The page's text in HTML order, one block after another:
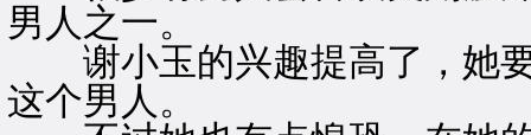
男人之一。
谢小玉的兴趣提高了，她要
这个男人。